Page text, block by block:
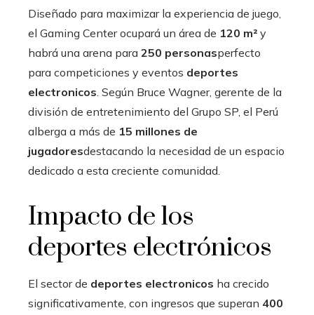
Diseñado para maximizar la experiencia de juego,
el Gaming Center ocupará un área de 120 m² y
habrá una arena para 250 personasperfecto
para competiciones y eventos deportes
electronicos. Según Bruce Wagner, gerente de la
división de entretenimiento del Grupo SP, el Perú
alberga a más de 15 millones de
jugadoresdestacando la necesidad de un espacio
dedicado a esta creciente comunidad.
Impacto de los
deportes electrónicos
El sector de deportes electronicos ha crecido
significativamente, con ingresos que superan 400